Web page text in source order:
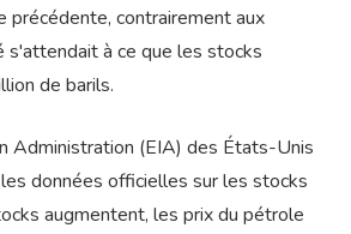
précédente, contrairement aux
s'attendait à ce que les stocks
de barils.
Administration (EIA) des États-Unis
les données officielles sur les stocks
augmentent, les prix du pétrole